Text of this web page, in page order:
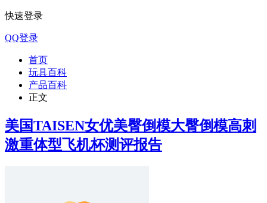
快速登录
QQ登录
首页
玩具百科
产品百科
正文
美国TAISEN女优美臀倒模大臀倒模高刺
激重体型飞机杯测评报告